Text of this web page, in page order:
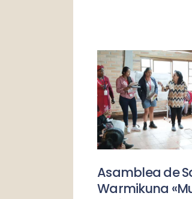
Asamblea de
Warmikuna